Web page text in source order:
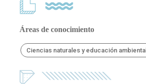
Áreas de conocimiento
Ciencias naturales y educación ambiental